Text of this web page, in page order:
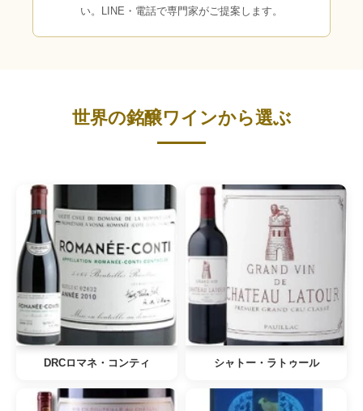
い。LINE・電話で専門家がご提案します。
世界の銘醸ワインから選ぶ
DRCロマネ・コンティ シャトー・ラトゥール